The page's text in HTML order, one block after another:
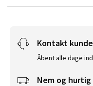
Kontakt
Åbent alle dage
Nem og